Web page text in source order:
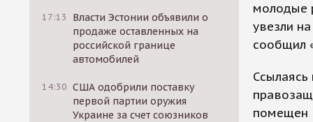
17:13
Власти Эстонии объявили о
продаже оставленных на
российской границе
автомобилей
14:30 США одобрили поставку
первой партии оружия
Украине за счет союзников
молодые
увезли
сообщил
помещен